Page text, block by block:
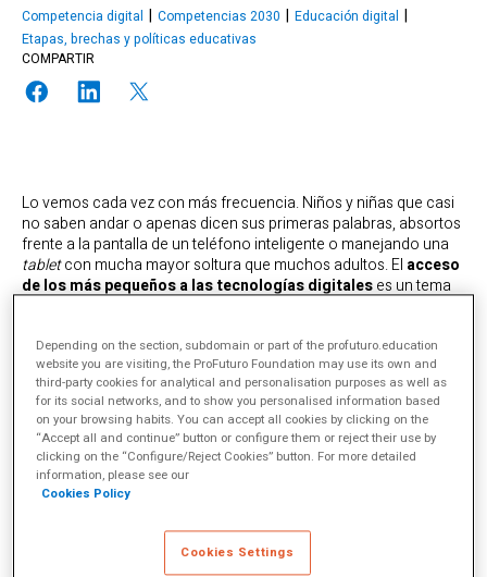
Competencia digital
Competencias 2030
Educación digital
Etapas, brechas y políticas educativas
COMPARTIR
Lo vemos cada vez con más frecuencia. Niños y niñas que casi
no saben andar o apenas dicen sus primeras palabras, absortos
frente a la pantalla de un teléfono inteligente o manejando una
tabletcon mucha mayor soltura que muchos adultos. El acceso
de los más pequeños a las tecnologías digitaleses un tema
Muchos adultos, atraídos por el tiempo y la tranquilidad que les
proporciona tener entretenidos a los más pequeños, se
muestran partidarios. Otros, preocupados por los efectos que
esto podría llegar a tener en el desarrollo social y cognitivo de
niñas y niños, se muestran más reacios. Este debate social se
traslada también al mundo científico y educativo. Pero, ¿qué
dice la evidencia? ¿Cómo casa el uso de la tecnología digital y la
primera infancia? ¿Puede ayudar a la educación de los más
pequeños? ¿Y de los más vulnerables?
¿Cómo lo estamos haciendo?
Depending on the section, subdomain or part of the profuturo.education
website you are visiting, the ProFuturo Foundation may use its own and
third-party cookies for analytical and personalisation purposes as well as
for its social networks, and to show you personalised information based
on your browsing habits. You can accept all cookies by clicking on the
“Accept all and continue” button or configure them or reject their use by
clicking on the “Configure/Reject Cookies” button. For more detailed
information, please see our
Cookies Policy
Cookies Settings